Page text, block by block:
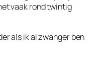
vaak rond twintig
als ik al zwanger ben